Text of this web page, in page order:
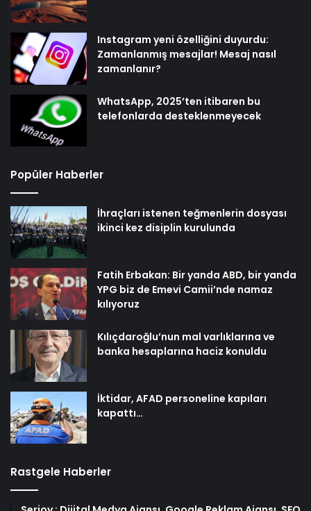
Instagram yeni özelliğini duyurdu:
Zamanlanmış mesajlar! Mesaj nasıl
zamanlanır?
WhatsApp, 2025’ten itibaren bu
telefonlarda desteklenmeyecek
Popüler Haberler
İhraçları istenen teğmenlerin dosyası
ikinci kez disiplin kurulunda
Fatih Erbakan: Bir yanda ABD, bir yanda
YPG biz de Emevi Camii’nde namaz
kılıyoruz
Kılıçdaroğlu’nun mal varlıklarına ve
banka hesaplarına haciz konuldu
İktidar, AFAD personeline kapıları
kapattı…
Rastgele Haberler